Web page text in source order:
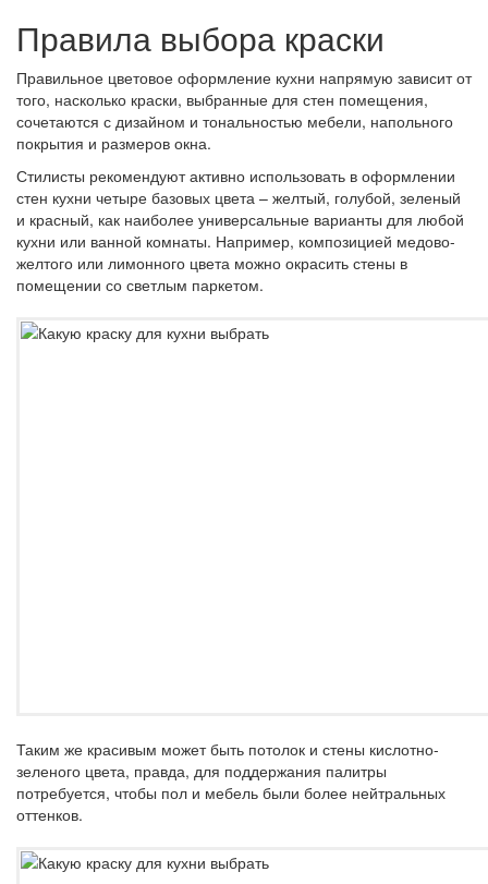
Правила выбора краски
Правильное цветовое оформление кухни напрямую зависит от
того, насколько краски, выбранные для стен помещения,
сочетаются с дизайном и тональностью мебели, напольного
покрытия и размеров окна.
Стилисты рекомендуют активно использовать в оформлении
стен кухни четыре базовых цвета – желтый, голубой, зеленый
и красный, как наиболее универсальные варианты для любой
кухни или ванной комнаты. Например, композицией медово-
желтого или лимонного цвета можно окрасить стены в
помещении со светлым паркетом.
Таким же красивым может быть потолок и стены кислотно-
зеленого цвета, правда, для поддержания палитры
потребуется, чтобы пол и мебель были более нейтральных
оттенков.